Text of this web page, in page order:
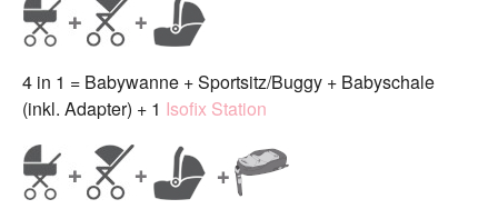
4 in 1 = Babywanne + Sportsitz/Buggy + Babyschale
(inkl. Adapter) + 1 Isofix Station